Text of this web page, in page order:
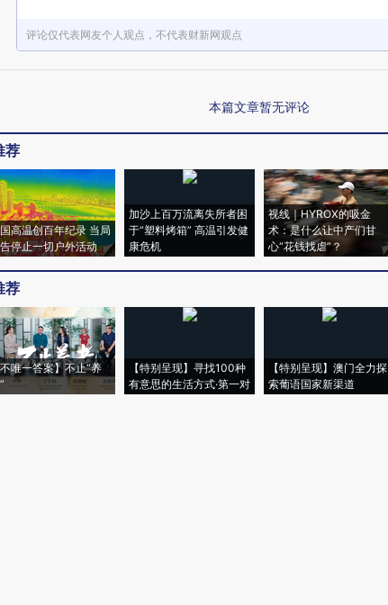
评论仅代表网友个人观点，不代表财新网观点
本篇文章暂无评论
荐
高温创百年纪录 当局
停止一切户外活动
加沙上百万流离失所者困
于“塑料烤箱” 高温引发健
康危机
视线｜HYROX的吸金
术：是什么让中产们甘
心“花钱找虐”？
荐
唯一答案】不止“养
【特别呈现】寻找100种
有意思的生活方式·第一对
【特别呈现】澳门全力探
索葡语国家新渠道